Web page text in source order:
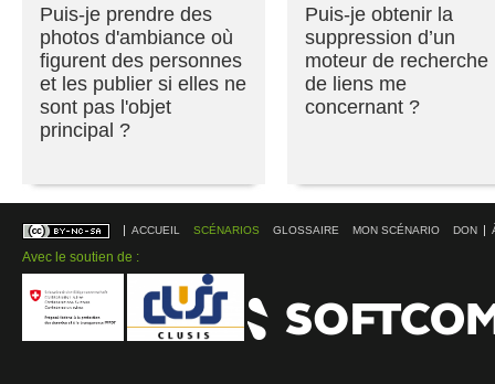
Puis-je prendre des
photos d'ambiance où
figurent des personnes
et les publier si elles ne
sont pas l'objet
principal ?
Puis-je obtenir la
suppression d’un
moteur de recherche
de liens me
concernant ?
ACCUEIL SCÉNARIOS GLOSSAIRE MON SCÉNARIO DON
Avec le soutien de :